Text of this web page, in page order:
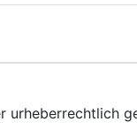
urheberrechtlich